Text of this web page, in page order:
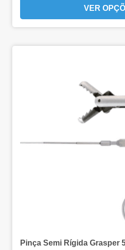
VER
Pinça Semi Rígida Grasper